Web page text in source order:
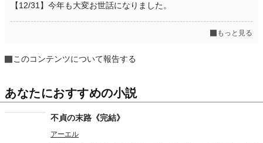
【12/31】今年も大変お世話になりました。
もっと見る
このコンテンツについて報告する
あなたにおすすめの小説
不貞の末路《完結》
アーエル